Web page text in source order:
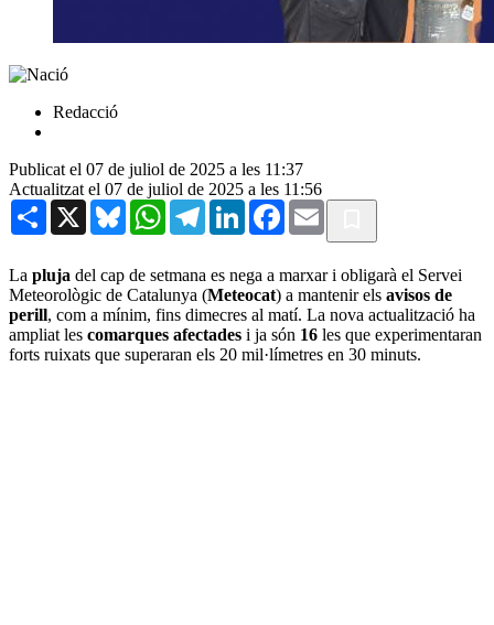
Redacció
Publicat el 07 de juliol de 2025 a les 11:37
Actualitzat el 07 de juliol de 2025 a les 11:56
Share X BlueskyWhatsAppTelegramLinkedInFacebook
Email
La pluja del cap de setmana es nega a marxar i obligarà el Servei
Meteorològic de Catalunya (Meteocat) a mantenir els avisos de
perill, com a mínim, fins dimecres al matí. La nova actualització ha
ampliat les comarques afectades i ja són 16 les que experimentaran
forts ruixats que superaran els 20 mil·límetres en 30 minuts.